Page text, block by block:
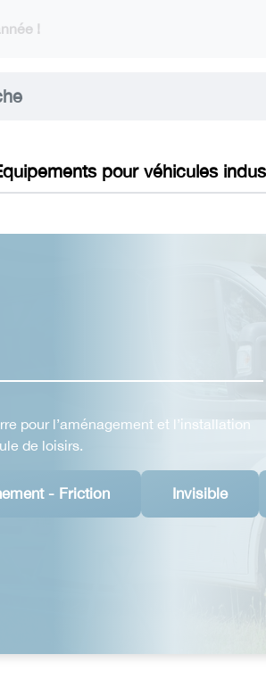
!
pour véhicules
pour l’aménagement et l’installation
de loisirs.
- Friction Invisible